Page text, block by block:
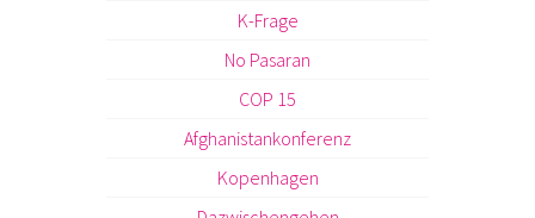
K-Frage
No Pasaran
COP 15
Afghanistankonferenz
Kopenhagen